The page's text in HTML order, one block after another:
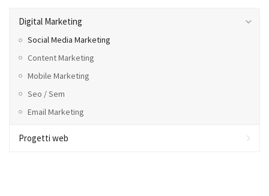
Digital Marketing
Social Media Marketing
Content Marketing
Mobile Marketing
Seo / Sem
Email Marketing
Progetti web